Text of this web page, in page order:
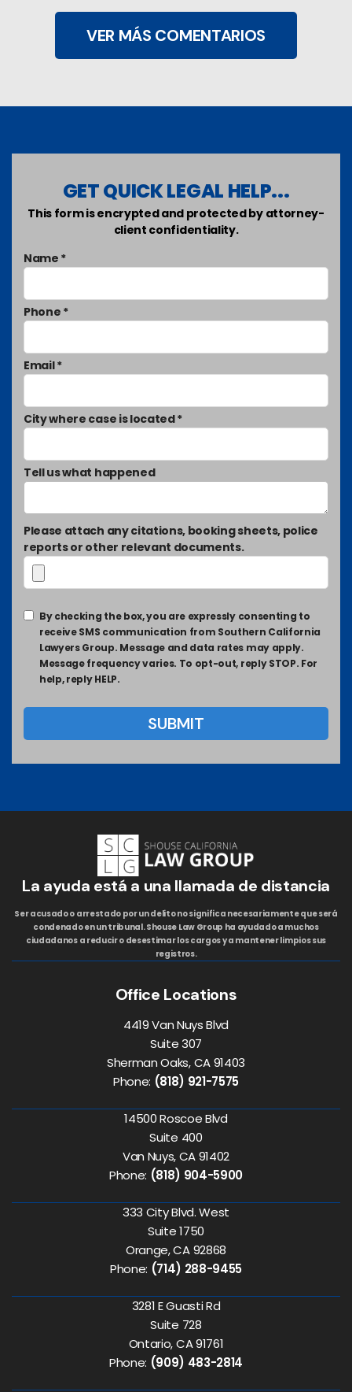
VER MÁS COMENTARIOS
GET QUICK LEGAL HELP...
This form is encrypted and protected by attorney-
client confidentiality.
Name *
Phone *
Email *
City where case is located *
Tell us what happened
Please attach any citations, booking sheets, police
reports or other relevant documents.
By checking the box, you are expressly consenting to
receive SMS communication from Southern California
Lawyers Group. Message and data rates may apply.
Message frequency varies. To opt-out, reply STOP. For
help, reply HELP.
La ayuda está a una llamada de distancia
Ser acusado o arrestado por un delito no significa necesariamente que será
condenado en un tribunal. Shouse Law Group ha ayudado a muchos
ciudadanos a reducir o desestimar los cargos y a mantener limpios sus
registros.
Office Locations
4419 Van Nuys Blvd
Suite 307
Sherman Oaks, CA 91403
Phone: (818) 921-7575
14500 Roscoe Blvd
Suite 400
Van Nuys, CA 91402
Phone: (818) 904-5900
333 City Blvd. West
Suite 1750
Orange, CA 92868
Phone: (714) 288-9455
3281 E Guasti Rd
Suite 728
Ontario, CA 91761
Phone: (909) 483-2814